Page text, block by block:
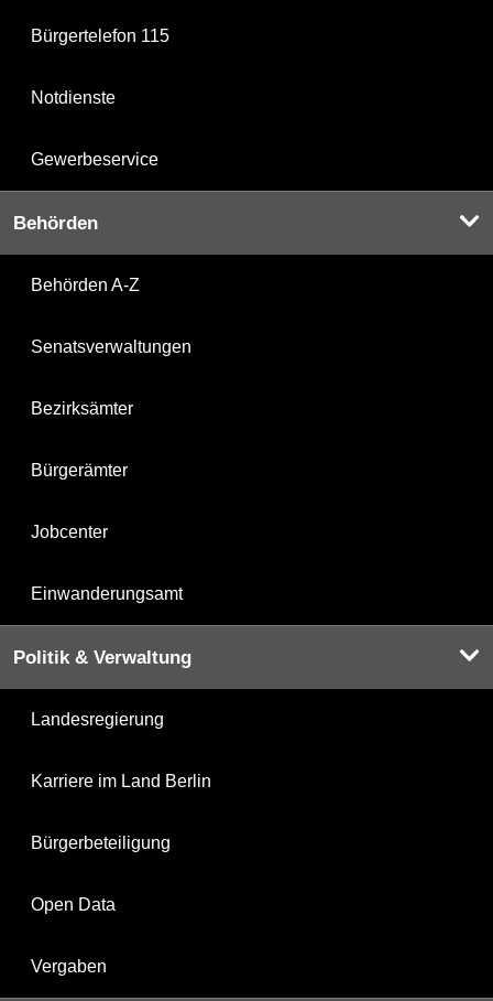
Bürgertelefon 115
Notdienste
Gewerbeservice
Behörden
Behörden A-Z
Senatsverwaltungen
Bezirksämter
Bürgerämter
Jobcenter
Einwanderungsamt
Politik & Verwaltung
Landesregierung
Karriere im Land Berlin
Bürgerbeteiligung
Open Data
Vergaben